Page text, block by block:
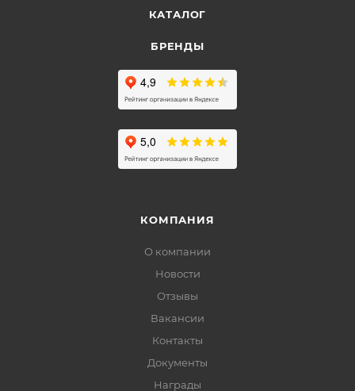
КАТАЛОГ
БРЕНДЫ
КОМПАНИЯ
О компании
Новости
Отзывы
Вакансии
Контакты
Документы
Награды